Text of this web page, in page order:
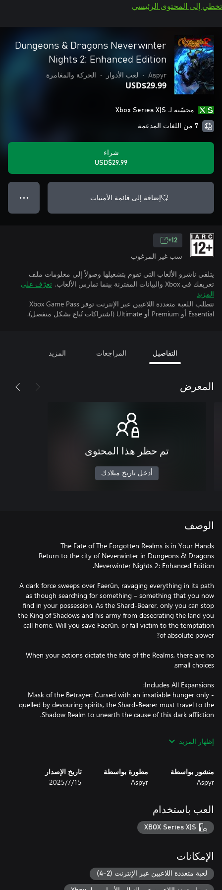
تخطي إلى المحتوى الرئيسي
Dungeons & Dragons Neverwinter
Nights 2: Enhanced Edition
Aspyr
• لعب الأدوار • الحركة والمغامرة
USD$29.99
محسّنة لـ Xbox Series X|S
7 من اللغات المدعمة
شراء
USD$29.99
إضافة إلى قائمة الأمنيات ● ● ●
12+
سب غير المرغوب
يتلقى ناشرو الألعاب التي تقوم بتشغيلها وصولاً إلى معلومات ملف
تعريفك في Xbox والبيانات المقترنة بينما تمارس الألعاب.
تعرّف على
المزيد
تتطلب اللعبة متعددة اللاعبين عبر الإنترنت توفر Xbox Game Pass
Essential أو Premium أو Ultimate (اشتراكات تُباع بشكل منفصل).
التفاصيل المراجعات المزيد
المعرض
تم حظر هذا المحتوى
أدخل تاريخ ميلادك
الوصف
Return to the city of Neverwinter in Dungeons & Dragons
A dark force sweeps over Faerûn, ravaging everything in its path
as though searching for something – something that you now
find in your possession. As the Shard-Bearer, only you can stop
the King of Shadows and his army from desecrating the land you
call home. Will you save Faerûn, or fall victim to the temptation
When your actions dictate the fate of the Realms, there are no
- Mask of the Betrayer: Cursed with an insatiable hunger only
quelled by devouring spirits, the Shard-Bearer must travel to the
shores of a hostile jungle nation. Fighting your way back to
- Mysteries of Westgate: Beware the city of Westgate, where
secrets hidden deep in the city’s underbelly before they consume
Gather Your Party: Assemble a team of your friends across any
and all platforms with fully supported crossplay. Together,
embark on an epic journey governed by the Dungeons &
إظهار المزيد
منشور بواسطة
Aspyr
مطورة بواسطة
Aspyr
تاريخ الإصدار
15‏/7‏/2025
العب باستخدام
XBOX Series X|S
الإمكانات
لعبة متعددة اللاعبين عبر الإنترنت (2-4)